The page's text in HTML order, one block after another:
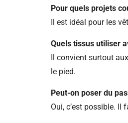
Pour quels projets
Il est idéal pour les
Quels tissus utiliser
Il convient surtout
le pied.
Peut-on poser du
Oui, c’est possible.